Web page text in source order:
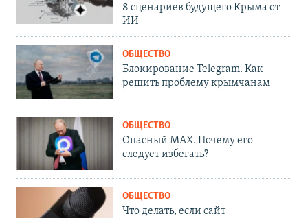
8 сценариев будущего Крыма от
ИИ
ОБЩЕСТВО
Блокирование Telegram. Как
решить проблему крымчанам
ОБЩЕСТВО
Опасный MAX. Почему его
следует избегать?
ОБЩЕСТВО
Что делать, если сайт